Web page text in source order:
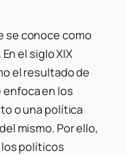
se conoce como
el siglo XIX
el resultado de
enfoca en los
o una política
mismo. Por ello,
los políticos